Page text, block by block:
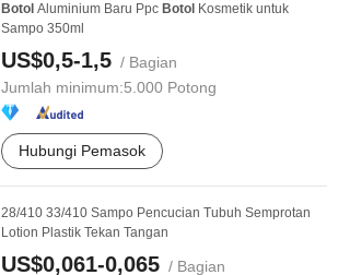
Botol Aluminium Baru Ppc Botol Kosmetik untuk
Sampo 350ml
US$0,5-1,5 / Bagian
Jumlah minimum:5.000 Potong
Hubungi Pemasok
28/410 33/410 Sampo Pencucian Tubuh Semprotan
Lotion Plastik Tekan Tangan
US$0,061-0,065 / Bagian